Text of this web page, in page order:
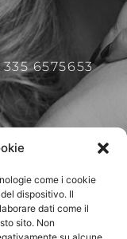
come i cookie
dispositivo. Il
dati come il
sito. Non
6575653